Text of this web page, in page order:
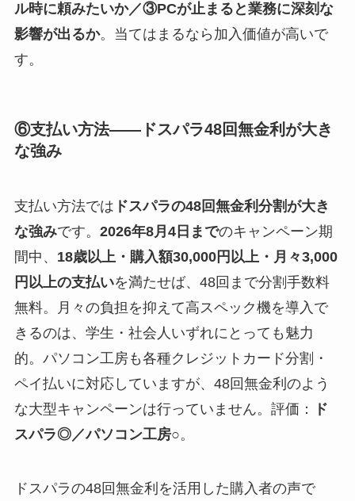
ル時に頼みたいか／③PCが止まると業務に深刻な
影響が出るか。当てはまるなら加入価値が高いで
す。
⑥支払い方法——ドスパラ48回無金利が大き
な強み
支払い方法では ドスパラの48回無金利分割が大き
な強みです。 2026年8月4日までのキャンペーン期
間中、 18歳以上・購入額30,000円以上・月々3,000
円以上の支払いを満たせば、48回まで分割手数料
無料。月々の負担を抑えて高スペック機を導入で
きるのは、学生・社会人いずれにとっても魅力
的。パソコン工房も各種クレジットカード分割・
ペイ払いに対応していますが、48回無金利のよう
な大型キャンペーンは行っていません。評価：
ド
スパラ◎／パソコン工房○。
ドスパラの48回無金利を活用した購入者の声で